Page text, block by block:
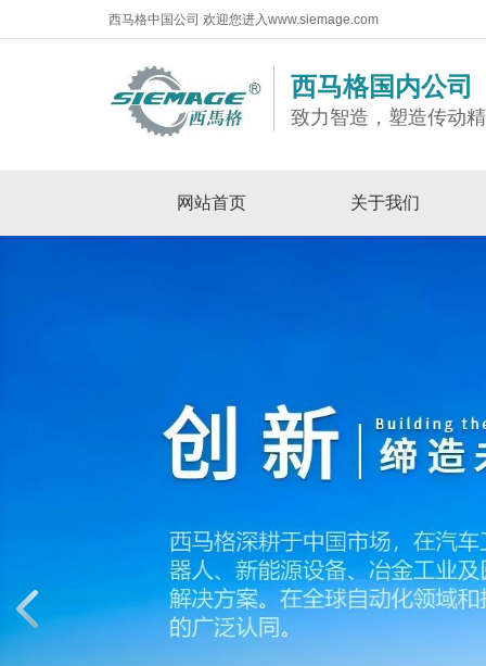
西马格中国公司 欢迎您进入www.siemage.com
西马格国内公司
致力智造，塑造传动
网站首页 关于我们